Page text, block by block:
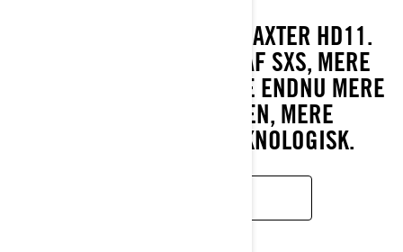
OPLEV 2026 CAN-AM TRAXTER HD11.
DEN NYE GENERATION AF SXS, MERE
KRAFTFULD FOR AT VÆRE ENDNU MERE
EFFEKTIV PÅ GÅRDEN, MERE
KOMFORTABEL OG TEKNOLOGISK.